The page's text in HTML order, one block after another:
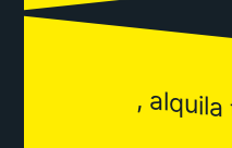
,